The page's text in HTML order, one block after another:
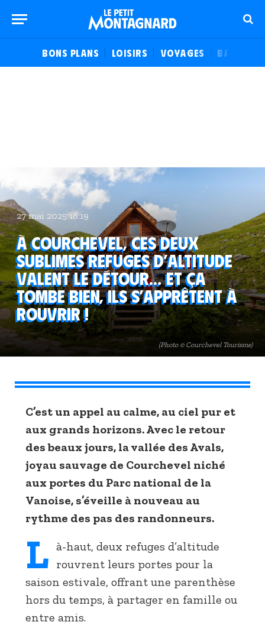
BONS PLANS LOISIRS VOYAGES BALADES
(Photo © Courchevel Tourisme)
27 mai 2025 18:19
À Courchevel, ces deux
sublimes refuges d’altitude
valent le détour… Et ça
tombe bien, ils s’apprêtent à
rouvrir !
C’est un appel au calme, au ciel pur et
aux grands horizons. Avec le retour
des beaux jours, la vallée des Avals,
joyau sauvage de Courchevel niché
aux portes du Parc national de la
Vanoise, s’éveille à nouveau au
rythme des pas des randonneurs.
L à-haut, deux refuges d’altitude
rouvrent leurs portes pour la
saison estivale, offrant une parenthèse
hors du temps, à partager en famille ou
entre amis.